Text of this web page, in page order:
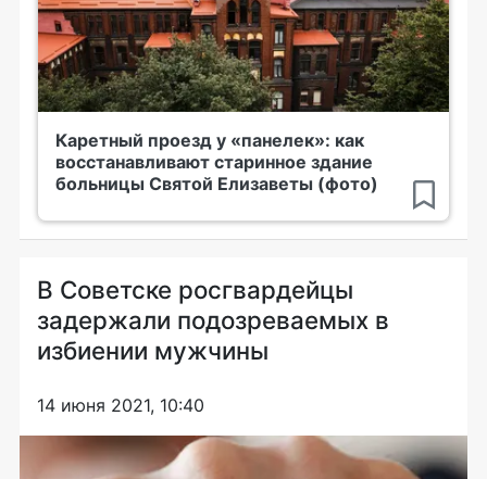
Каретный проезд у «панелек»: как
восстанавливают старинное здание
больницы Святой Елизаветы (фото)
В Советске росгвардейцы
задержали подозреваемых в
избиении мужчины
14 июня 2021, 10:40